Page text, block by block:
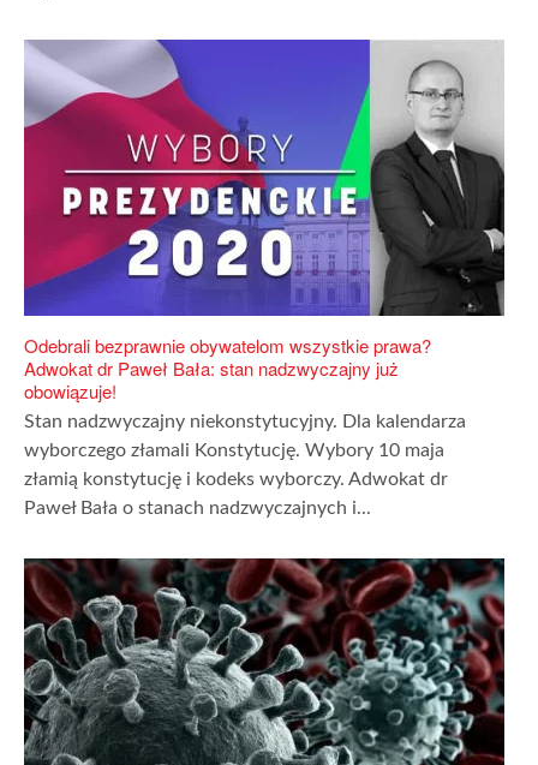
Odebrali bezprawnie obywatelom wszystkie prawa?
Adwokat dr Paweł Bała: stan nadzwyczajny już
obowiązuje!
Stan nadzwyczajny niekonstytucyjny. Dla kalendarza
wyborczego złamali Konstytucję. Wybory 10 maja
złamią konstytucję i kodeks wyborczy. Adwokat dr
Paweł Bała o stanach nadzwyczajnych i...